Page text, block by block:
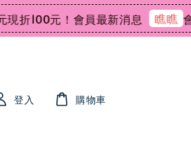
元！會員最新消息 瞧瞧 會員
登入 購物車